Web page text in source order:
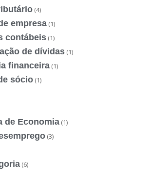
(4)
empresa (1)
contábeis (1)
de dívidas (1)
financeira (1)
sócio (1)
de Economia (1)
(3)
(6)